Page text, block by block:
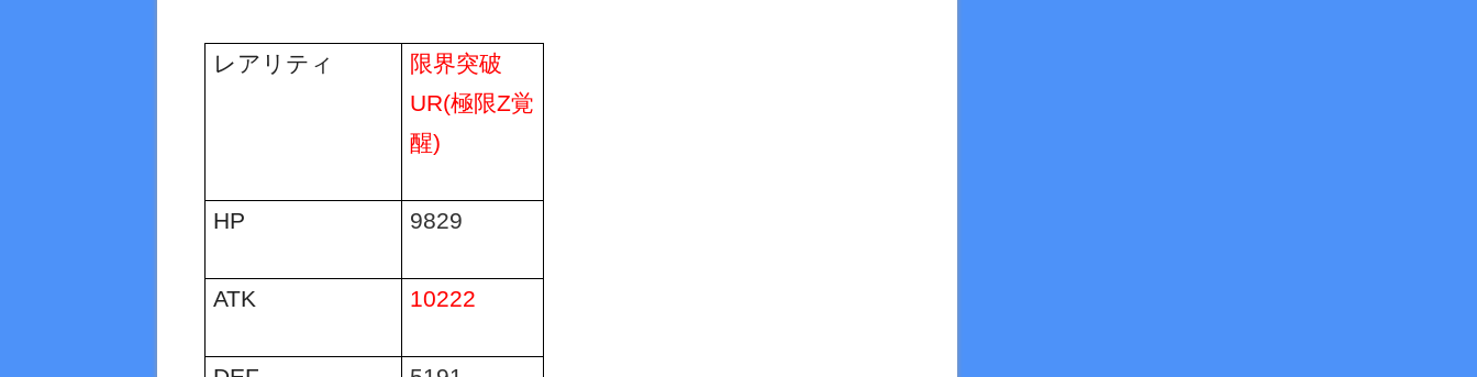
レアリティ
限界突破
UR(極限Z覚
醒)
HP 9829
ATK 10222